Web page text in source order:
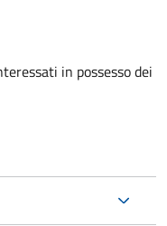
in possesso dei